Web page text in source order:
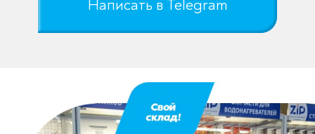
Написать в Telegram